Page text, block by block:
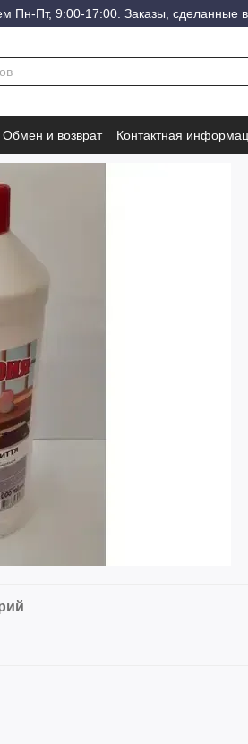
Пн-Пт, 9:00-17:00. Заказы, сделанные
Обмен и возврат Контактная